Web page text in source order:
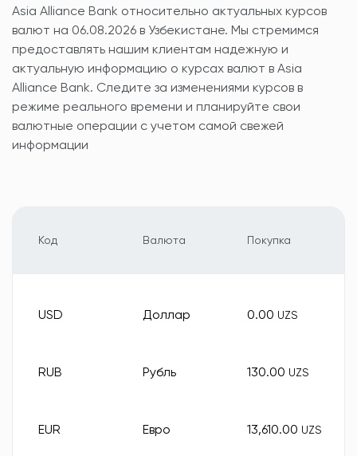
Asia Alliance Bank относительно актуальных курсов
валют на 06.08.2026 в Узбекистане. Мы стремимся
предоставлять нашим клиентам надежную и
актуальную информацию о курсах валют в Asia
Alliance Bank. Следите за изменениями курсов в
режиме реального времени и планируйте свои
валютные операции с учетом самой свежей
информации
Код Валюта Покупка
USD Доллар 0.00 UZS
RUB Рубль 130.00 UZS
EUR Евро 13,610.00 UZS